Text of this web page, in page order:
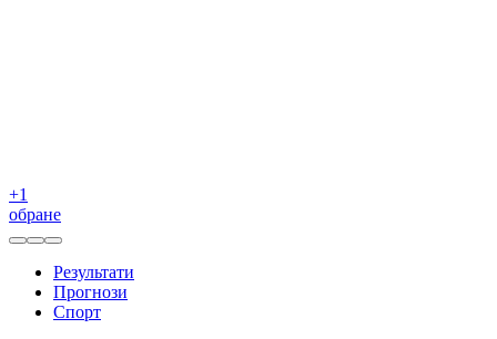
+1
обране
Результати
Прогнози
Спорт